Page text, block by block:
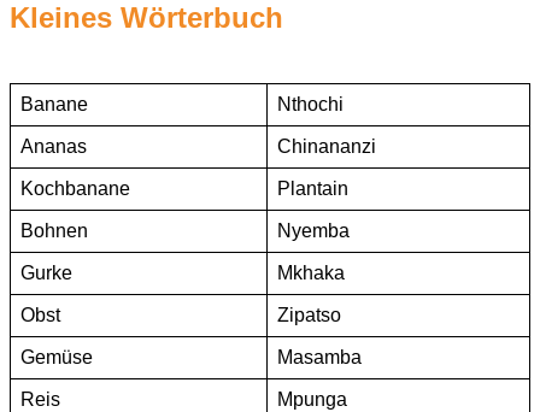
Kleines Wörterbuch
Banane Nthochi
Ananas Chinananzi
Kochbanane Plantain
Bohnen Nyemba
Gurke Mkhaka
Obst Zipatso
Gemüse Masamba
Reis Mpunga